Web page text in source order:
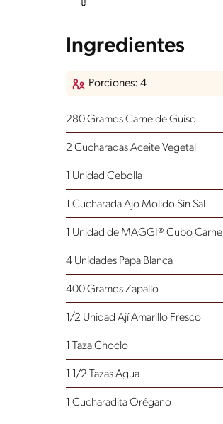
Ingredientes
Porciones: 4
280 Gramos Carne de Guiso
2 Cucharadas Aceite Vegetal
1 Unidad Cebolla
1 Cucharada Ajo Molido Sin Sal
1 Unidad de MAGGI® Cubo Carne
4 Unidades Papa Blanca
400 Gramos Zapallo
1/2 Unidad Ají Amarillo Fresco
1 Taza Choclo
1 1/2 Tazas Agua
1 Cucharadita Orégano